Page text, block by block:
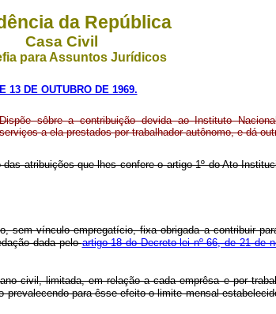
da República
Casa Civil
para Assuntos Jurídicos
13 DE OUTUBRO DE 1969.
Dispõe sôbre a contribuição devida ao Instituto
serviços a ela prestados por trabalhador autônomo, e dá
das atribuições que lhes confere o artigo 1º do Ato
sem vínculo empregatício, fixa obrigada a contribuir
dada peloartigo 18 do Decreto-lei nº 66, de 21 de
civil, limitada, em relação a cada emprêsa e por
para êsse efeito o limite mensal